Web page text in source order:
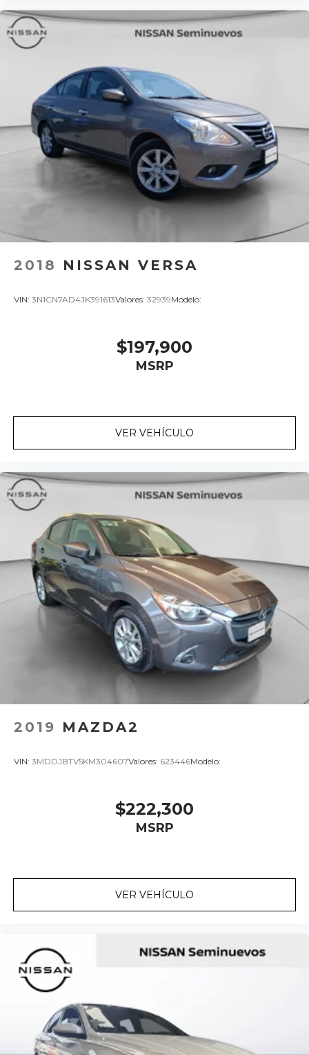
2018 NISSAN VERSA
VIN: 3N1CN7AD4JK391613Valores: 32939Modelo:
$197,900
MSRP
VER VEHÍCULO
2019 MAZDA2
VIN: 3MDDJBTV5KM304607Valores: 623446Modelo:
$222,300
MSRP
VER VEHÍCULO